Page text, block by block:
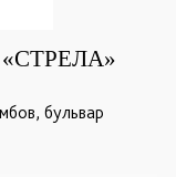
бульвар